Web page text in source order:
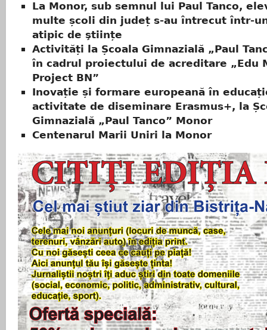
La Monor, sub semnul lui Paul Tanco,
multe școli din județ s-au întrecut într-
atipic de ştiințe
Activități la Școala Gimnazială „Paul
în cadrul proiectului de acreditare „Edu
Project BN”
Inovație și formare europeană în
activitate de diseminare Erasmus+, la
Gimnazială „Paul Tanco” Monor
Centenarul Marii Uniri la Monor